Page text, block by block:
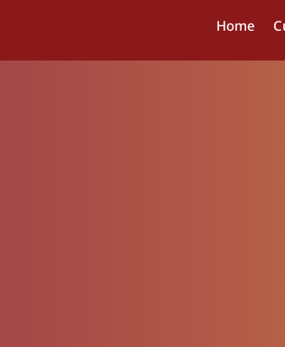
Home